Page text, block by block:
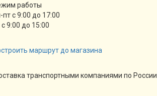
работы
пт с 9:00 до 17:00
с 9:00 до 15:00
маршрут до магазина
транспортными компаниями по России